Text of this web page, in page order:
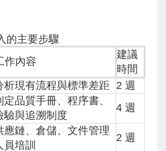
的主要步驟
作內容
建議
時間
析現有流程與標準差距
2 週
定品質手冊、程序書、
驗與追溯制度
4 週
應鏈、倉儲、文件管理
員培訓
2 週